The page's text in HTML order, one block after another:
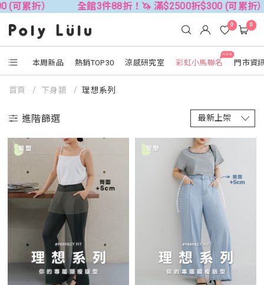
全館3件88折！🦄 滿$2500折$300 (可累折） 全館
本周新品 熱銷TOP30 涼感研究室
NEW
彩虹小馬聯名 門市資
0 0
首頁 下身類 理想系列
進階篩選